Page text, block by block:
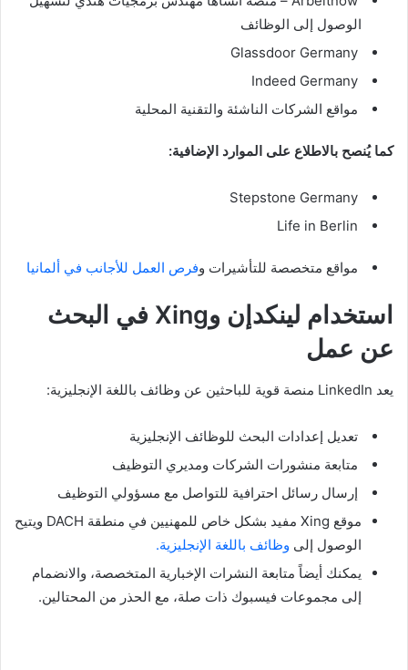
الوصول إلى الوظائف
مواقع الشركات الناشئة والتقنية المحلية
كما يُنصح بالاطلاع على الموارد الإضافية:
مواقع متخصصة للتأشيرات وفرص العمل للأجانب في ألمانيا
استخدام لينكدإن وXing في البحث
عن عمل
يعد LinkedIn منصة قوية للباحثين عن وظائف باللغة الإنجليزية:
تعديل إعدادات البحث للوظائف الإنجليزية
متابعة منشورات الشركات ومديري التوظيف
إرسال رسائل احترافية للتواصل مع مسؤولي التوظيف
موقع Xing مفيد بشكل خاص للمهنيين في منطقة DACH ويتيح
الوصول إلى وظائف باللغة الإنجليزية.
يمكنك أيضاً متابعة النشرات الإخبارية المتخصصة، والانضمام
إلى مجموعات فيسبوك ذات صلة، مع الحذر من المحتالين.